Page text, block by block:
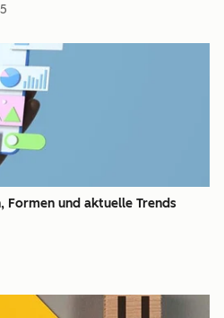
Formen und aktuelle Trends